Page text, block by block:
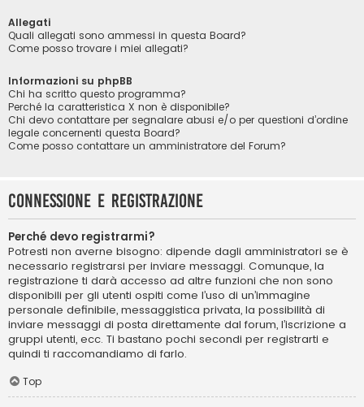
Allegati
Quali allegati sono ammessi in questa Board?
Come posso trovare i miei allegati?
Informazioni su phpBB
Chi ha scritto questo programma?
Perché la caratteristica X non è disponibile?
Chi devo contattare per segnalare abusi e/o per questioni d’ordine
legale concernenti questa Board?
Come posso contattare un amministratore del Forum?
Connessione e registrazione
Perché devo registrarmi?
Potresti non averne bisogno: dipende dagli amministratori se è
necessario registrarsi per inviare messaggi. Comunque, la
registrazione ti darà accesso ad altre funzioni che non sono
disponibili per gli utenti ospiti come l’uso di un’immagine
personale definibile, messaggistica privata, la possibilità di
inviare messaggi di posta direttamente dal forum, l’iscrizione a
gruppi utenti, ecc. Ti bastano pochi secondi per registrarti e
quindi ti raccomandiamo di farlo.
Top